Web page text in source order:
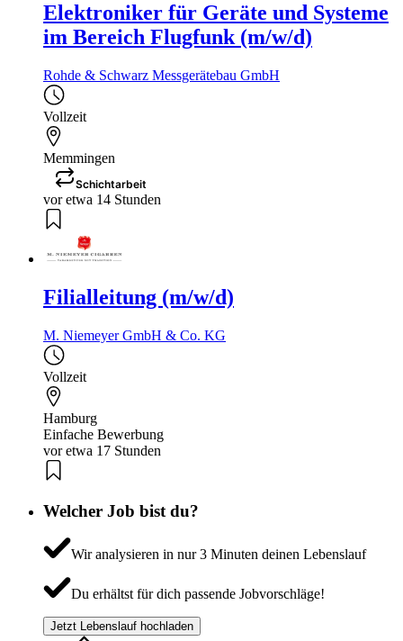
Elektroniker für Geräte und Systeme
im Bereich Flugfunk (m/w/d)
Rohde & Schwarz Messgerätebau GmbH
Vollzeit
Memmingen
Schichtarbeit
vor etwa 14 Stunden
Filialleitung (m/w/d)
M. Niemeyer GmbH & Co. KG
Vollzeit
Hamburg
Einfache Bewerbung
vor etwa 17 Stunden
Welcher Job bist du?
Wir analysieren in nur 3 Minuten deinen Lebenslauf
Du erhältst für dich passende Jobvorschläge!
Jetzt Lebenslauf hochladen